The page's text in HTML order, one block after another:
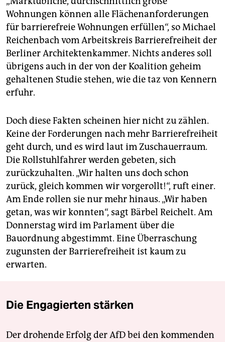
Wohnungen können alle Flächenanforderungen
für barrierefreie Wohnungen erfüllen“, so Michael
Reichenbach vom Arbeitskreis Barrierefreiheit der
Berliner Architektenkammer. Nichts anderes soll
übrigens auch in der von der Koalition geheim
gehaltenen Studie stehen, wie die taz von Kennern
erfuhr.
Doch diese Fakten scheinen hier nicht zu zählen.
Keine der Forderungen nach mehr Barrierefreiheit
geht durch, und es wird laut im Zuschauerraum.
Die Rollstuhlfahrer werden gebeten, sich
zurückzuhalten. „Wir halten uns doch schon
zurück, gleich kommen wir vorgerollt!“, ruft einer.
Am Ende rollen sie nur mehr hinaus. „Wir haben
getan, was wir konnten“, sagt Bärbel Reichelt. Am
Donnerstag wird im Parlament über die
Bauordnung abgestimmt. Eine Überraschung
zugunsten der Barrierefreiheit ist kaum zu
erwarten.
Die Engagierten stärken
Der drohende Erfolg der AfD bei den kommenden